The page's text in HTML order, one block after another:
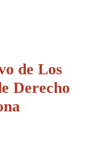
de Los
Derecho